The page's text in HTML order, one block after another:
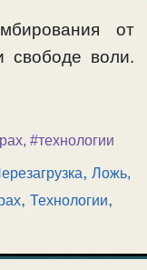
от
свободе воли.
, #технологии
,Ложь,
, Технологии,